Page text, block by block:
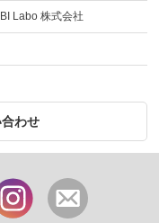
Labo 株式会社
わせ